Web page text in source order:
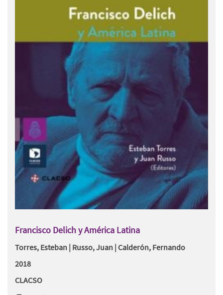
Francisco Delich y América Latina
Torres, Esteban | Russo, Juan | Calderón, Fernando
2018
CLACSO